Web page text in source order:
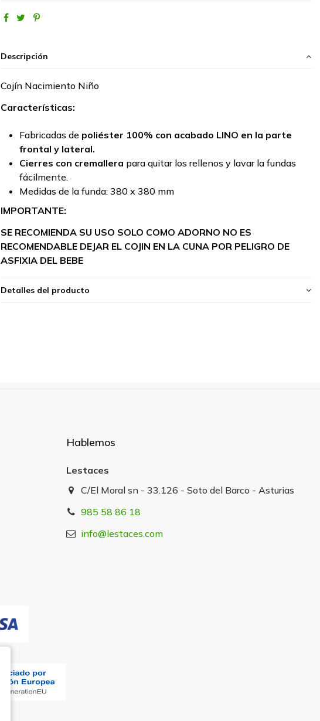
Descripción
Cojín Nacimiento Niño
Características:
Fabricadas de poliéster 100% con acabado LINO en la parte
frontal y lateral.
Cierres con cremallera para quitar los rellenos y lavar la fundas
fácilmente.
Medidas de la funda: 380 x 380 mm
IMPORTANTE:
SE RECOMIENDA SU USO SOLO COMO ADORNO NO ES
RECOMENDABLE DEJAR EL COJIN EN LA CUNA POR PELIGRO DE
ASFIXIA DEL BEBE
Detalles del producto
Hablemos
Lestaces
C/El Moral sn - 33.126 - Soto del Barco - Asturias
985 58 86 18
info@lestaces.com